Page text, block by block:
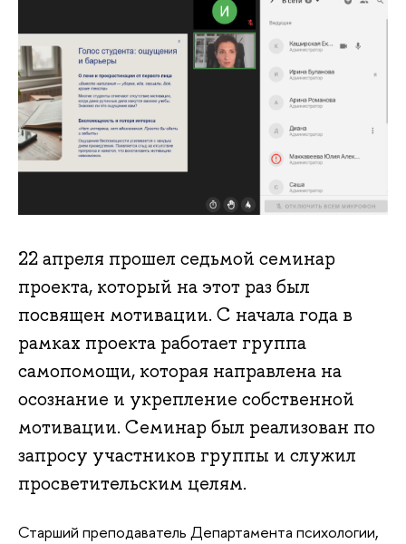
22 апреля прошел седьмой семинар
проекта, который на этот раз был
посвящен мотивации. С начала года в
рамках проекта работает группа
самопомощи, которая направлена на
осознание и укрепление собственной
мотивации. Семинар был реализован по
запросу участников группы и служил
просветительским целям.
Старший преподаватель Департамента психологии,